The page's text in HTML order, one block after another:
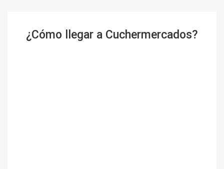
¿Cómo llegar a Cuchermercados?